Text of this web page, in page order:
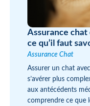
Assurance
ce qu’il faut
Assurance Chat
Assurer un chat
s’avérer plus
aux antécédents
comprendre ce que